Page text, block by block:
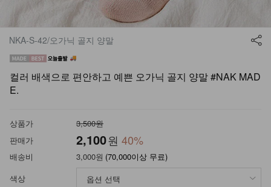
NKA-S-42/오가닉 골지 양말
컬러 배색으로 편안하고 예쁜 오가닉 골지 양말 #NAK MAD
E.
상품가
3,500원
판매가
2,100원 40%
배송비 3,000원 (70,000이상 무료)
색상